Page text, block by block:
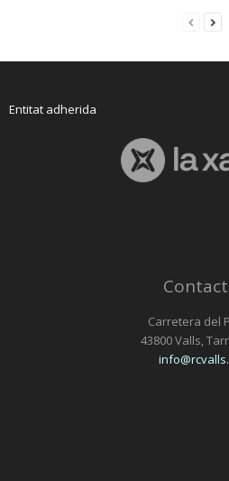
Entitat adherida
Carretera del
43800 Valls,